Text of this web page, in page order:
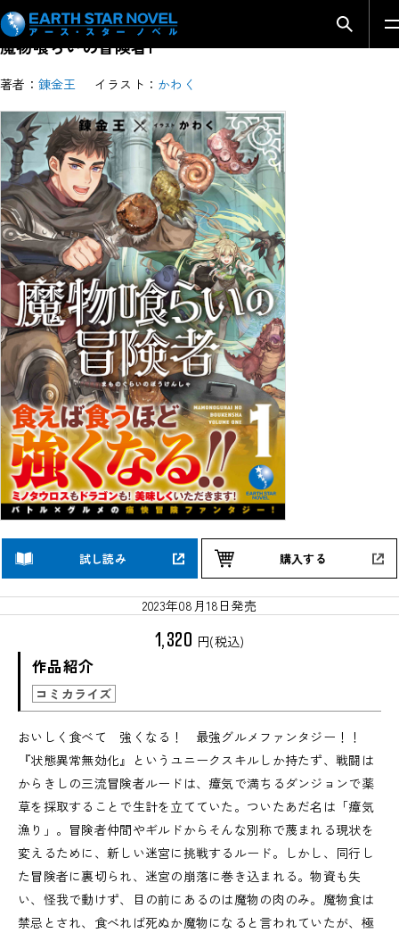
検索モ
魔物喰らいの冒険者1
著者： 錬金王 イラスト： かわく
試し読み 購入する
2023年08月18日発売
1,320 円(税込)
作品紹介
コミカライズ
おいしく食べて 強くなる！ 最強グルメファンタジー！！
『状態異常無効化』というユニークスキルしか持たず、戦闘は
からきしの三流冒険者ルードは、瘴気で満ちるダンジョンで薬
草を採取することで生計を立てていた。ついたあだ名は「瘴気
漁り」。冒険者仲間やギルドからそんな別称で蔑まれる現状を
変えるために、新しい迷宮に挑戦するルード。しかし、同行し
た冒険者に裏切られ、迷宮の崩落に巻き込まれる。物資も失
い、怪我で動けず、目の前にあるのは魔物の肉のみ。魔物食は
禁忌とされ、食べれば死ぬか魔物になると言われていたが、極